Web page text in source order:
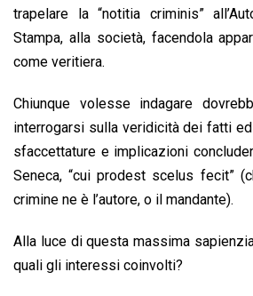
k
p
n
k
trapelare la “notitia criminis”
Stampa, alla società, facendola
come veritiera.
Chiunque volesse indagare
interrogarsi sulla veridicità dei fatti
sfaccettature e implicazioni
Seneca, “cui prodest scelus fecit”
crimine ne è l’autore, o il mandante).
Alla luce di questa massima
quali gli interessi coinvolti?